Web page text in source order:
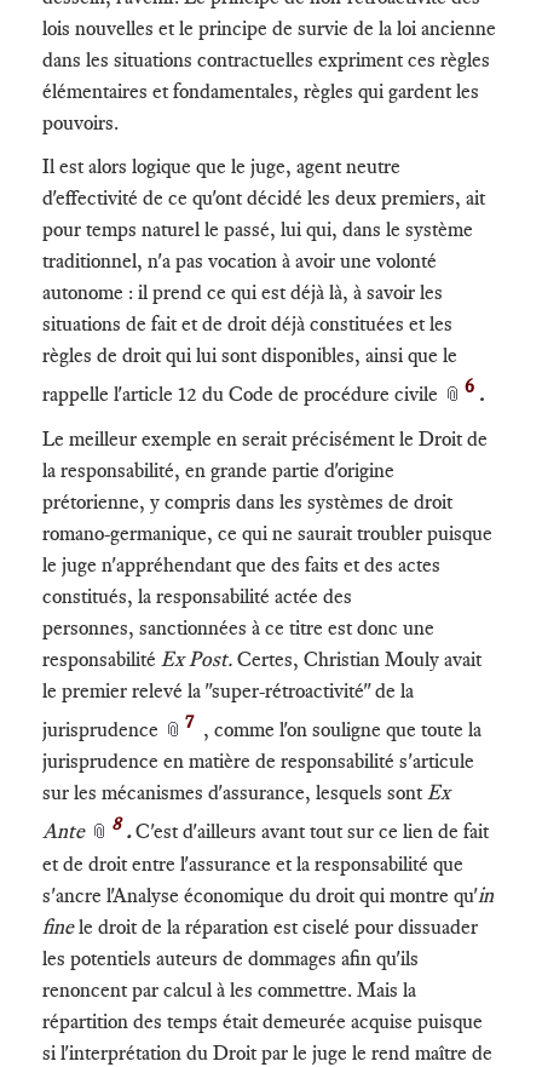
lois nouvelles et le principe de survie de la loi ancienne
dans les situations contractuelles expriment ces règles
élémentaires et fondamentales, règles qui gardent les
pouvoirs.
Il est alors logique que le juge, agent neutre
d'effectivité de ce qu'ont décidé les deux premiers, ait
pour temps naturel le passé, lui qui, dans le système
traditionnel, n'a pas vocation à avoir une volonté
autonome : il prend ce qui est déjà là, à savoir les
situations de fait et de droit déjà constituées et les
règles de droit qui lui sont disponibles, ainsi que le
rappelle l'article 12 du Code de procédure civile 📎 6 .
Le meilleur exemple en serait précisément le Droit de
la responsabilité, en grande partie d'origine
prétorienne, y compris dans les systèmes de droit
romano-germanique, ce qui ne saurait troubler puisque
le juge n'appréhendant que des faits et des actes
constitués, la responsabilité actée des
personnes, sanctionnées à ce titre est donc une
responsabilité Ex Post. Certes, Christian Mouly avait
le premier relevé la "super-rétroactivité" de la
jurisprudence 📎 7 , comme l'on souligne que toute la
jurisprudence en matière de responsabilité s'articule
sur les mécanismes d'assurance, lesquels sont Ex
Ante 📎 8 .C'est d'ailleurs avant tout sur ce lien de fait
et de droit entre l'assurance et la responsabilité que
s'ancre l'Analyse économique du droit qui montre qu'in
finele droit de la réparation est ciselé pour dissuader
les potentiels auteurs de dommages afin qu'ils
renoncent par calcul à les commettre. Mais la
répartition des temps était demeurée acquise puisque
si l'interprétation du Droit par le juge le rend maître de